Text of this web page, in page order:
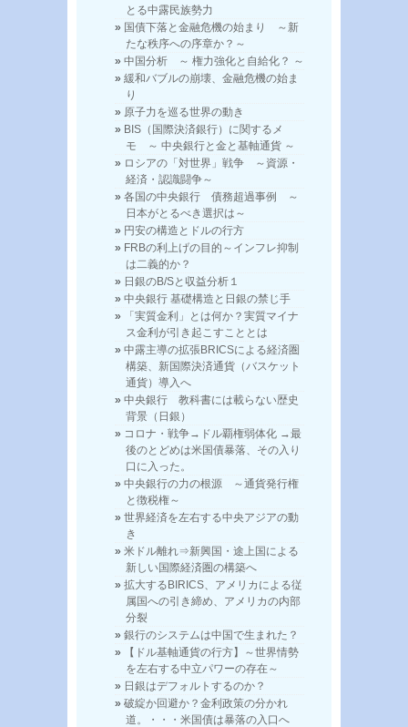
とる中露民族勢力
国債下落と金融危機の始まり ～新
たな秩序への序章か？～
中国分析 ～ 権力強化と自給化？ ～
緩和バブルの崩壊、金融危機の始ま
り
原子力を巡る世界の動き
BIS（国際決済銀行）に関するメ
モ ～ 中央銀行と金と基軸通貨 ～
ロシアの「対世界」戦争 ～資源・
経済・認識闘争～
各国の中央銀行 債務超過事例 ～
日本がとるべき選択は～
円安の構造とドルの行方
FRBの利上げの目的～インフレ抑制
は二義的か？
日銀のB/Sと収益分析１
中央銀行 基礎構造と日銀の禁じ手
「実質金利」とは何か？実質マイナ
ス金利が引き起こすこととは
中露主導の拡張BRICSによる経済圏
構築、新国際決済通貨（バスケット
通貨）導入へ
中央銀行 教科書には載らない歴史
背景（日銀）
コロナ・戦争→ドル覇権弱体化 →最
後のとどめは米国債暴落、その入り
口に入った。
中央銀行の力の根源 ～通貨発行権
と徴税権～
世界経済を左右する中央アジアの動
き
米ドル離れ⇒新興国・途上国による
新しい国際経済圏の構築へ
拡大するBIRICS、アメリカによる従
属国への引き締め、アメリカの内部
分裂
銀行のシステムは中国で生まれた？
【ドル基軸通貨の行方】～世界情勢
を左右する中立パワーの存在～
日銀はデフォルトするのか？
破綻か回避か？金利政策の分かれ
道。・・・米国債は暴落の入口へ